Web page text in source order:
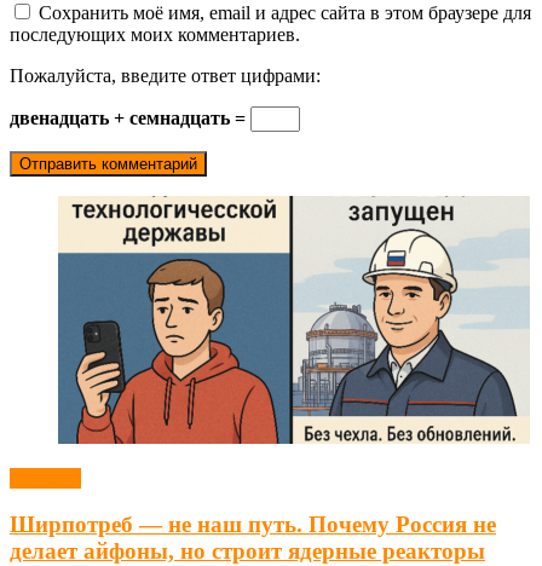
Сохранить моё имя, email и адрес сайта в этом браузере для
последующих моих комментариев.
Пожалуйста, введите ответ цифрами:
двенадцать + семнадцать =
Ширпотреб — не наш путь. Почему Россия не
делает айфоны, но строит ядерные реакторы